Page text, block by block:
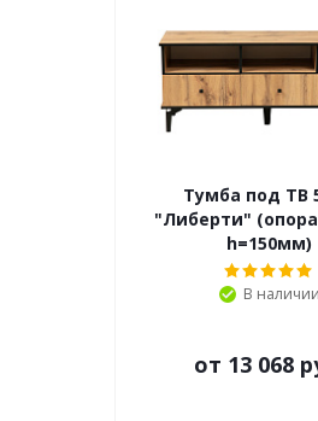
Тумба под ТВ
"Либерти"
h=150мм)
В наличии
от 13 068